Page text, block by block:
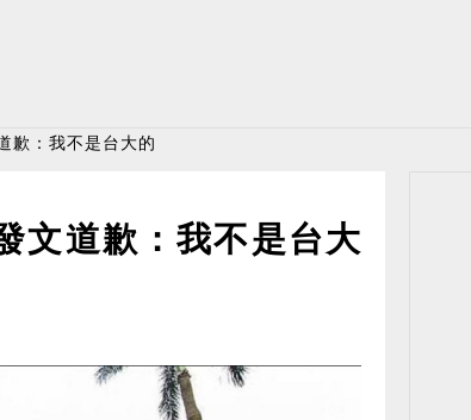
歉：我不是台大的
文道歉：我不是台大